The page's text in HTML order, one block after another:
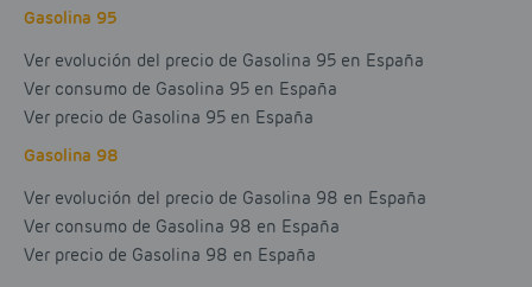
Gasolina 95
Ver evolución del precio de Gasolina 95 en España
Ver consumo de Gasolina 95 en España
Ver precio de Gasolina 95 en España
Gasolina 98
Ver evolución del precio de Gasolina 98 en España
Ver consumo de Gasolina 98 en España
Ver precio de Gasolina 98 en España